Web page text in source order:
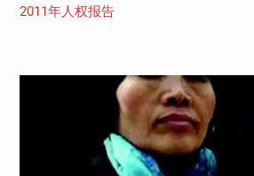
2011年人权报告